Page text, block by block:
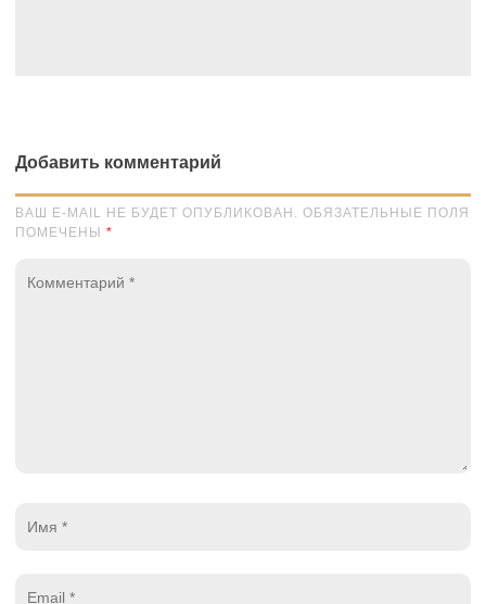
Добавить комментарий
ВАШ E-MAIL НЕ БУДЕТ ОПУБЛИКОВАН. ОБЯЗАТЕЛЬНЫЕ ПОЛЯ
ПОМЕЧЕНЫ *